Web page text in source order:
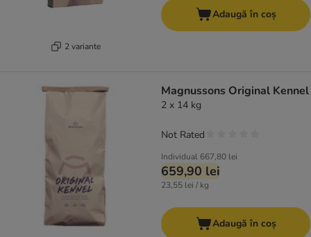
2 variante
Adaugă în coș
Magnussons Original Kennel
2 x 14 kg
Individual 667,80 lei
659,90 lei
23,55 lei / kg
Not Rated
Adaugă în coș